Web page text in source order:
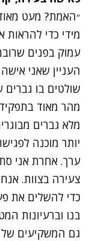
״האמת? מעט
מידי כדי
עמוק בפנים
העניין שאני
מהר מאוד
מלא גברים
יותר מוכנה
ערך. אחרת אני
צעירה בצוות.
כדי להשלים את
בנו וברעיונות
גם המשקיעים